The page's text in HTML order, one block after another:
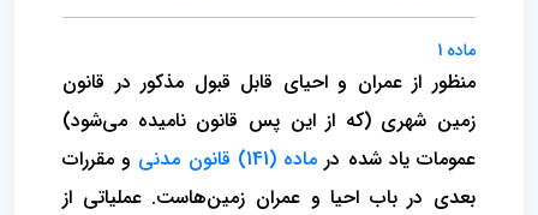
ماده 1
منظور از عمران و احیای قابل قبول مذکور در قانون
زمین شهری (که از این پس قانون نامیده می‌شود)
عمومات یاد شده در ماده (141) قانون مدنی
و مقررات
بعدی در باب احیا و عمران زمین‌هاست. عملیاتی از